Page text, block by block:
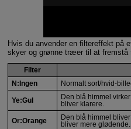
Hvis du anvender en filtereffekt på
skyer og grønne træer til at fremstå
Filter
N:Ingen
Normalt sort/hvid-
Ye:Gul
Den blå himmel
bliver klarere.
Or:Orange
Den blå himmel
bliver mere glødende.